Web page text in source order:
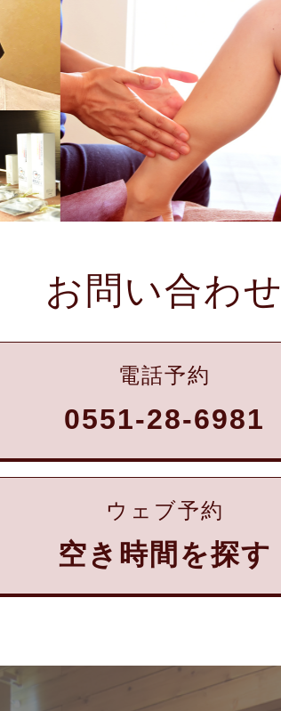
お問い合わせ
電話予約
0551-28-6981
ウェブ予約
空き時間を探す